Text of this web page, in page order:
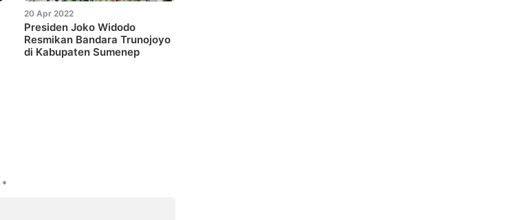
20 Apr 2022
Presiden Joko Widodo
Resmikan Bandara Trunojoyo
di Kabupaten Sumenep
*